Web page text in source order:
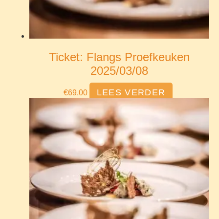
Ticket: Flangs Proefkeuken
2025/03/08
€69.00 LEES VERDER